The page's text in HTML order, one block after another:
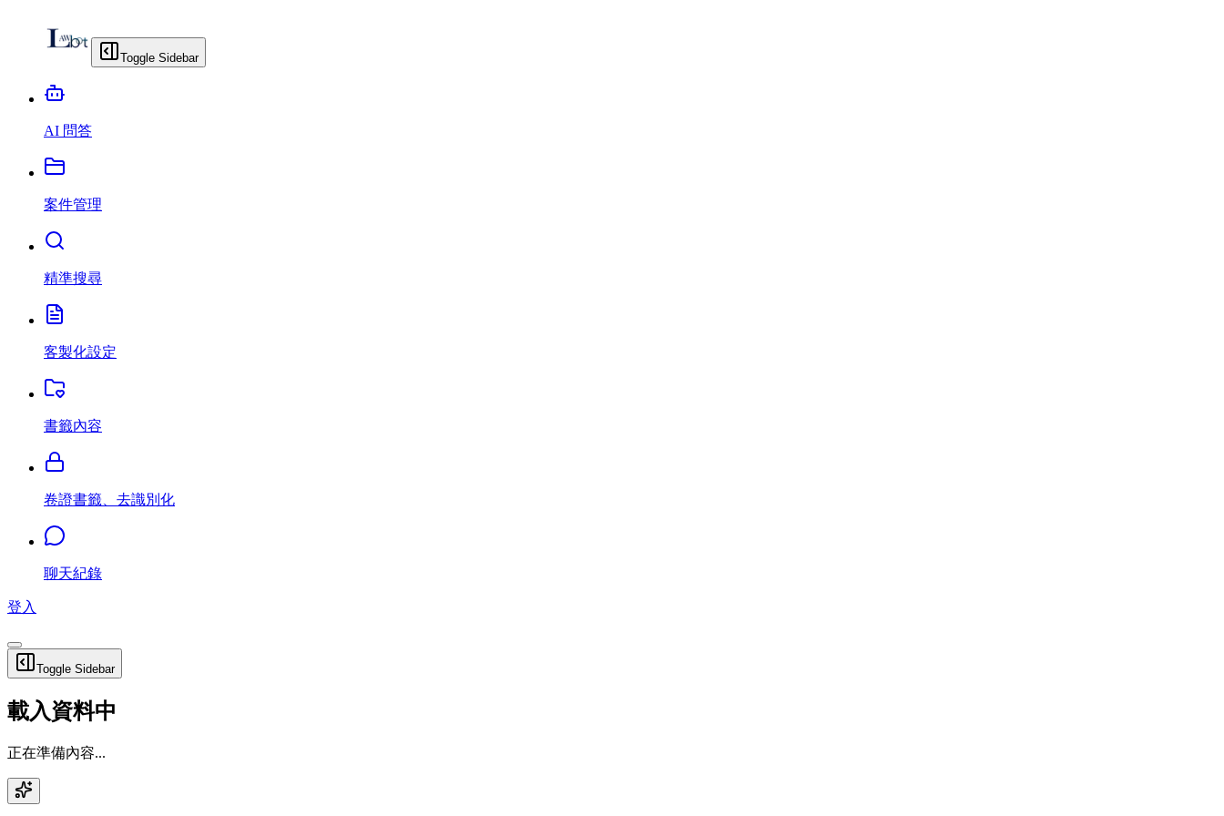
Toggle Sidebar
AI 問答
案件管理
精準搜尋
客製化設定
書籤內容
卷證書籤、去識別化
聊天紀錄
登入
Toggle Sidebar
載入資料中
正在準備內容...